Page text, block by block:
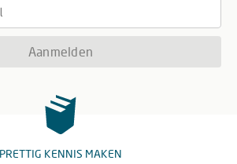
Aanmelden
PRETTIG KENNIS MAKEN